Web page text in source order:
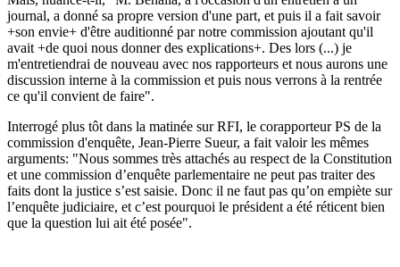
journal, a donné sa propre version d'une part, et puis il a fait savoir
+son envie+ d'être auditionné par notre commission ajoutant qu'il
avait +de quoi nous donner des explications+. Des lors (...) je
m'entretiendrai de nouveau avec nos rapporteurs et nous aurons une
discussion interne à la commission et puis nous verrons à la rentrée
ce qu'il convient de faire".
Interrogé plus tôt dans la matinée sur RFI, le corapporteur PS de la
commission d'enquête, Jean-Pierre Sueur, a fait valoir les mêmes
arguments: "Nous sommes très attachés au respect de la Constitution
et une commission d’enquête parlementaire ne peut pas traiter des
faits dont la justice s’est saisie. Donc il ne faut pas qu’on empiète sur
l’enquête judiciaire, et c’est pourquoi le président a été réticent bien
que la question lui ait été posée".